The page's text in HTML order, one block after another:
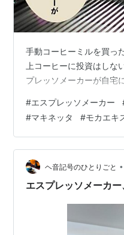
手動コーヒーミルを買っ
上コーヒーに投資はしな
プレッソメーカーが自宅
#エスプレッソメーカー
#マキネッタ #モカエキ
ヘ音記号のひとりごと •
エスプレッソメーカ